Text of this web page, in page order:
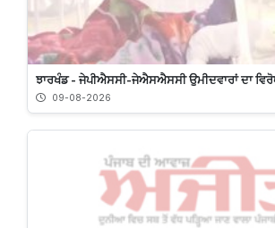
ਝਾਰਖੰਡ - ਜੇਪੀਐਸਸੀ-ਜੇਐਸਐਸਸੀ ਉਮੀਦਵਾਰਾਂ ਦਾ
09-08-2026